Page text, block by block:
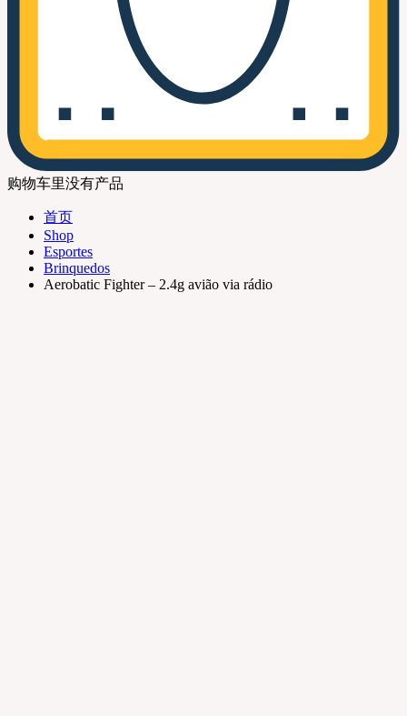
购物车里没有产品
首页
Shop
Esportes
Brinquedos
Aerobatic Fighter – 2.4g avião via rádio